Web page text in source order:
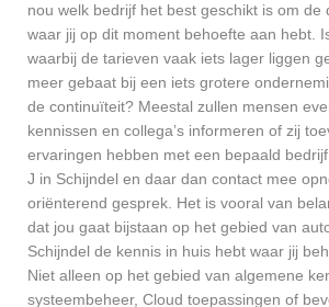
nou welk bedrijf het best geschikt is om de
waar jij op dit moment behoefte aan hebt.
waarbij de tarieven vaak iets lager liggen
meer gebaat bij een iets grotere
de continuïteit? Meestal zullen mensen
kennissen en collega’s informeren of zij
ervaringen hebben met een bepaald
J in Schijndel en daar dan contact mee
oriënterend gesprek. Het is vooral van
dat jou gaat bijstaan op het gebied van
Schijndel de kennis in huis hebt waar jij
Niet alleen op het gebied van algemene
systeembeheer, Cloud toepassingen of